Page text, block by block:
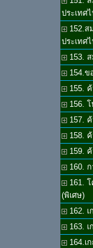
ประเทศ
152.ส
ประเทศ
153.
154.ข
155.
156.
157.
158.
159.
160.
161.
(พิเศษ)
162.
163.
164.เ